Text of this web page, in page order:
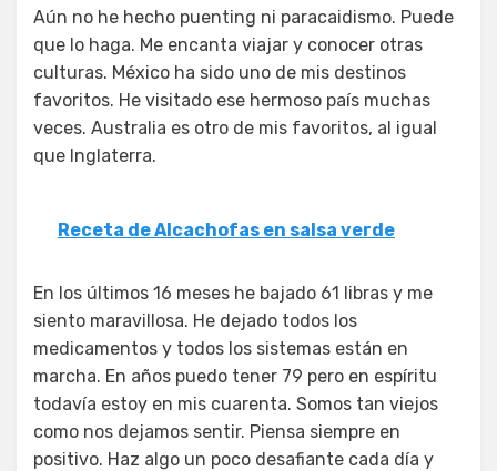
Aún no he hecho puenting ni paracaidismo. Puede
que lo haga. Me encanta viajar y conocer otras
culturas. México ha sido uno de mis destinos
favoritos. He visitado ese hermoso país muchas
veces. Australia es otro de mis favoritos, al igual
que Inglaterra.
Receta de Alcachofas en salsa verde
En los últimos 16 meses he bajado 61 libras y me
siento maravillosa. He dejado todos los
medicamentos y todos los sistemas están en
marcha. En años puedo tener 79 pero en espíritu
todavía estoy en mis cuarenta. Somos tan viejos
como nos dejamos sentir. Piensa siempre en
positivo. Haz algo un poco desafiante cada día y